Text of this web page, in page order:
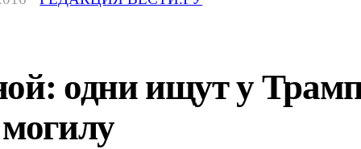
одни ищут у